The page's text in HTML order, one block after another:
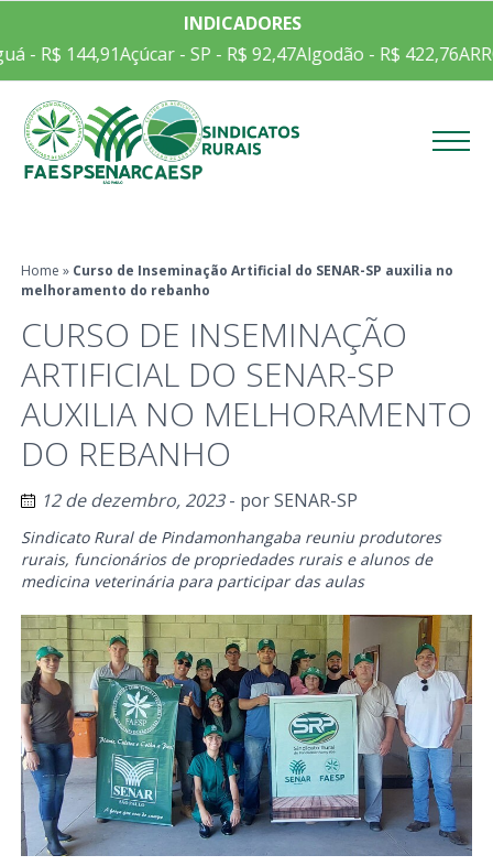
INDICADORES
- R$ 144,91Açúcar - SP - R$ 92,47Algodão - R$ 422,76
Home » Curso de Inseminação Artificial do SENAR-SP auxilia no
melhoramento do rebanho
CURSO DE INSEMINAÇÃO
ARTIFICIAL DO SENAR-SP
AUXILIA NO MELHORAMENTO
DO REBANHO
12 de dezembro, 2023- porSENAR-SP
Sindicato Rural de Pindamonhangaba reuniu produtores
rurais, funcionários de propriedades rurais e alunos de
medicina veterinária para participar das aulas